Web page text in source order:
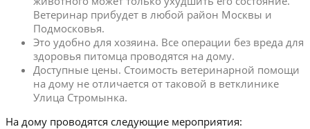
Ветеринар прибудет в любой район Москвы и
Подмосковья.
Это удобно для хозяина. Все операции без вреда для
здоровья питомца проводятся на дому.
Доступные цены. Стоимость ветеринарной помощи
на дому не отличается от таковой в ветклинике
Улица Стромынка.
На дому проводятся следующие мероприятия: